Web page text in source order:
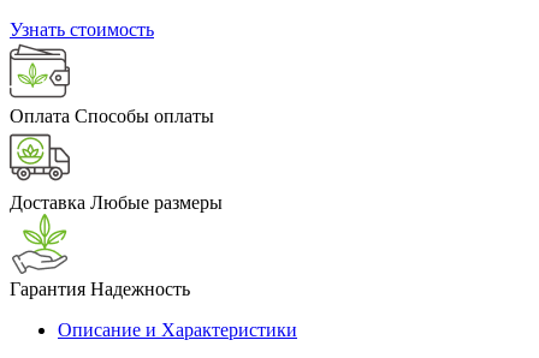
Узнать стоимость
Оплата Способы оплаты
Доставка Любые размеры
Гарантия Надежность
Описание и Характеристики